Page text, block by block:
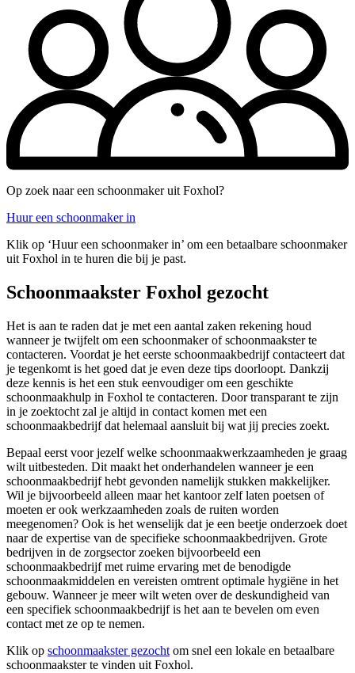
Op zoek naar een schoonmaker uit Foxhol?
Huur een schoonmaker in
Klik op ‘Huur een schoonmaker in’ om een betaalbare schoonmaker
uit Foxhol in te huren die bij je past.
Schoonmaakster Foxhol gezocht
Het is aan te raden dat je met een aantal zaken rekening houd
wanneer je twijfelt om een schoonmaker of schoonmaakster te
contacteren. Voordat je het eerste schoonmaakbedrijf contacteert dat
je tegenkomt is het goed dat je even deze tips doorloopt. Dankzij
deze kennis is het een stuk eenvoudiger om een geschikte
schoonmaakhulp in Foxhol te contacteren. Door transparant te zijn
in je zoektocht zal je altijd in contact komen met een
schoonmaakbedrijf dat helemaal aansluit bij wat jij precies zoekt.
Bepaal eerst voor jezelf welke schoonmaakwerkzaamheden je graag
wilt uitbesteden. Dit maakt het onderhandelen wanneer je een
schoonmaakbedrijf hebt gevonden namelijk stukken makkelijker.
Wil je bijvoorbeeld alleen maar het kantoor zelf laten poetsen of
moeten er ook werkzaamheden zoals de ruiten worden
meegenomen? Ook is het wenselijk dat je een beetje onderzoek doet
naar de expertise van de specifieke schoonmaakbedrijven. Grote
bedrijven in de zorgsector zoeken bijvoorbeeld een
schoonmaakbedrijf met ruime ervaring met de benodigde
schoonmaakmiddelen en vereisten omtrent optimale hygiëne in het
gebouw. Wanneer je meer wilt weten over de deskundigheid van
een specifiek schoonmaakbedrijf is het aan te bevelen om even
contact met ze op te nemen.
Klik op schoonmaakster gezocht om snel een lokale en betaalbare
schoonmaakster te vinden uit Foxhol.